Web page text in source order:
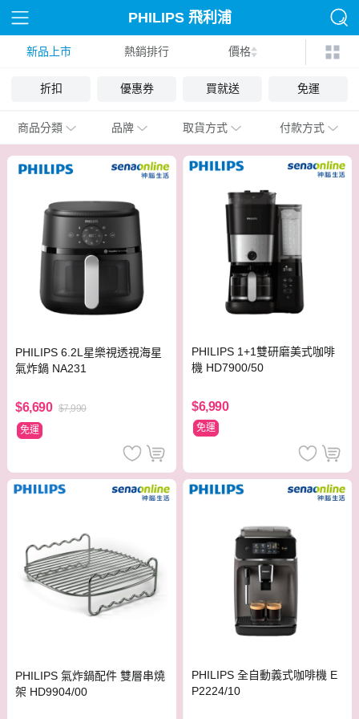
PHILIPS 飛利浦
新品上市 熱銷排行 價格
折扣 優惠券 買就送 免運
商品分類 品牌 取貨方式 付款方式
PHILIPS 6.2L星樂視透視海星
氣炸鍋 NA231
$6,690 $7,990
免運
PHILIPS 1+1雙研磨美式咖啡
機 HD7900/50
$6,990
免運
PHILIPS 氣炸鍋配件 雙層串燒
架 HD9904/00
PHILIPS 全自動義式咖啡機 E
P2224/10